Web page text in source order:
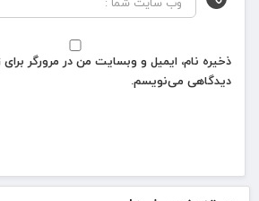
ذخیره نام، ایمیل و وبسایت من در مرورگر برای
دیدگاهی می‌نویسم.